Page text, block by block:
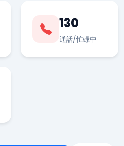
130
通話/忙碌中